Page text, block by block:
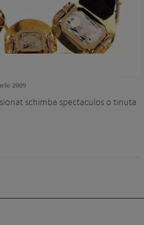
2009
schimba spectaculos o tinuta